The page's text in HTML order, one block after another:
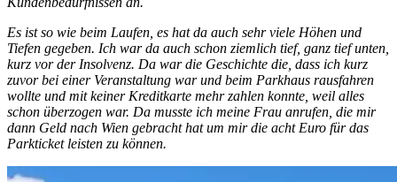
Es ist so wie beim Laufen, es hat da auch sehr viele Höhen und
Tiefen gegeben. Ich war da auch schon ziemlich tief, ganz tief unten,
kurz vor der Insolvenz. Da war die Geschichte die, dass ich kurz
zuvor bei einer Veranstaltung war und beim Parkhaus rausfahren
wollte und mit keiner Kreditkarte mehr zahlen konnte, weil alles
schon überzogen war. Da musste ich meine Frau anrufen, die mir
dann Geld nach Wien gebracht hat um mir die acht Euro für das
Parkticket leisten zu können.